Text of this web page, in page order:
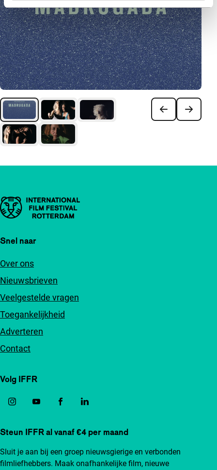
Belangrijke links
Snel naar
Over ons
Nieuwsbrieven
Veelgestelde vragen
Toegankelijkheid
Adverteren
Contact
Volg IFFR
Steun IFFR al vanaf €4 per maand
Sluit je aan bij een groep nieuwsgierige en verbonden
filmliefhebbers. Maak onafhankelijke film, nieuwe